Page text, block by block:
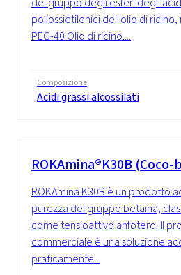
poliossietilenici dell'olio di ricino,
PEG-40 Olio di ricino....
Composizione
Acidi grassi alcossilati
ROKAmina®K30B
ROKAmina K30B è un prodotto
purezza del gruppo betaina,
come tensioattivo anfotero. Il
commerciale è una soluzione
praticamente...